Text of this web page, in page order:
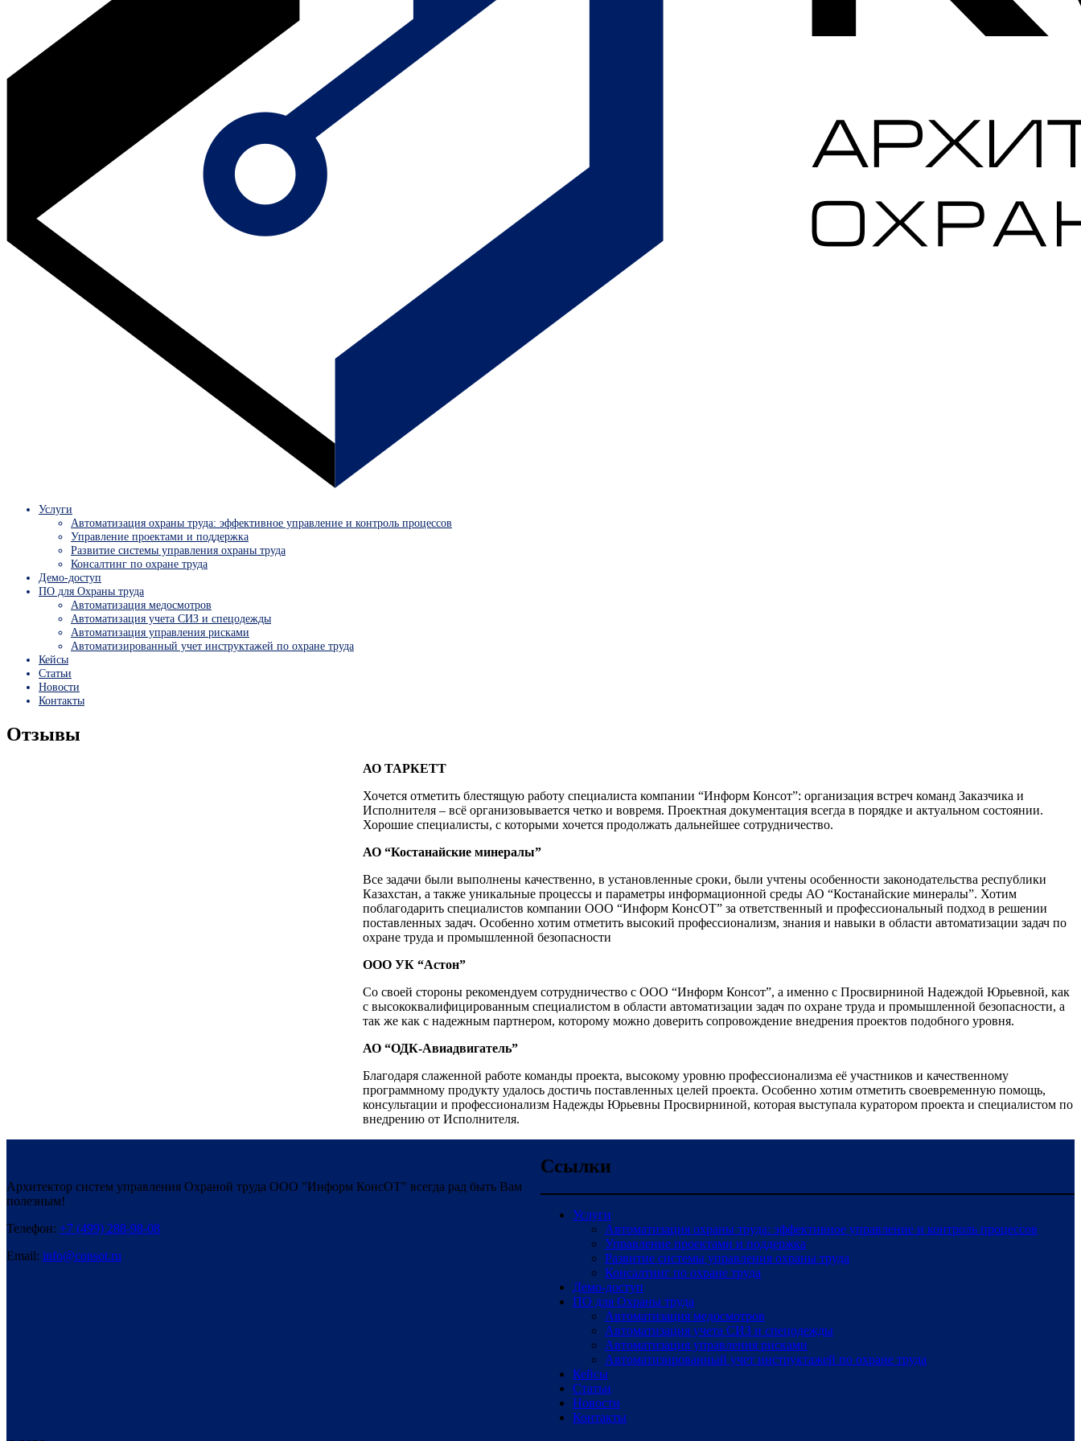
Услуги
Автоматизация охраны труда: эффективное управление и контроль процессов
Управление проектами и поддержка
Развитие системы управления охраны труда
Консалтинг по охране труда
Демо-доступ
ПО для Охраны труда
Автоматизация медосмотров
Автоматизация учета СИЗ и спецодежды
Автоматизация управления рисками
Автоматизированный учет инструктажей по охране труда
Кейсы
Статьи
Новости
Контакты
Отзывы
АО ТАРКЕТТ
Хочется отметить блестящую работу специалиста компании “Информ Консот”: организация встреч команд Заказчика и
Исполнителя – всё организовывается четко и вовремя. Проектная документация всегда в порядке и актуальном состоянии.
Хорошие специалисты, с которыми хочется продолжать дальнейшее сотрудничество.
АО “Костанайские минералы”
Все задачи были выполнены качественно, в установленные сроки, были учтены особенности законодательства республики
Казахстан, а также уникальные процессы и параметры информационной среды АО “Костанайские минералы”. Хотим
поблагодарить специалистов компании ООО “Информ КонсОТ” за ответственный и профессиональный подход в решении
поставленных задач. Особенно хотим отметить высокий профессионализм, знания и навыки в области автоматизации задач по
охране труда и промышленной безопасности
ООО УК “Астон”
Со своей стороны рекомендуем сотрудничество с ООО “Информ Консот”, а именно с Просвирниной Надеждой Юрьевной, как
с высококвалифицированным специалистом в области автоматизации задач по охране труда и промышленной безопасности, а
так же как с надежным партнером, которому можно доверить сопровождение внедрения проектов подобного уровня.
АО “ОДК-Авиадвигатель”
Благодаря слаженной работе команды проекта, высокому уровню профессионализма её участников и качественному
программному продукту удалось достичь поставленных целей проекта. Особенно хотим отметить своевременную помощь,
консультации и профессионализм Надежды Юрьевны Просвирниной, которая выступала куратором проекта и специалистом по
внедрению от Исполнителя.
Архитектор систем управления Охраной труда ООО "Информ КонсОТ" всегда рад быть Вам
полезным!
Телефон: +7 (499) 288-98-08
Email: info@consot.ru
Ссылки
Услуги
Автоматизация охраны труда: эффективное управление и контроль процессов
Управление проектами и поддержка
Развитие системы управления охраны труда
Консалтинг по охране труда
Демо-доступ
ПО для Охраны труда
Автоматизация медосмотров
Автоматизация учета СИЗ и спецодежды
Автоматизация управления рисками
Автоматизированный учет инструктажей по охране труда
Кейсы
Статьи
Новости
Контакты